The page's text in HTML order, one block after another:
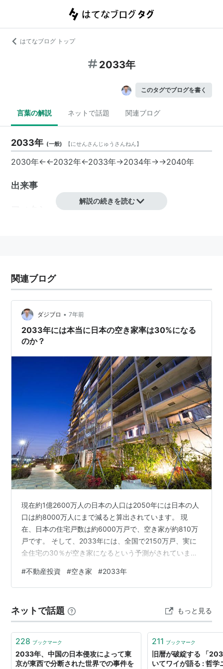
はてなブログ トップ
2033年
このタグでブログを書く
言葉の解説 ネットで話題 関連ブログ
2033年 (一般) 【にせんさんじゅうさんねん】
2030年←←2032年←2033年→2034年→→2040年
出来事
フィクション
関連語
年号
解説の続きを読む
関連ブログ
ダジブロ • 7年前
2033年には本当に日本の空き家率は30%になる
のか？
現在約1億2600万人の日本の人口は2050年には日本の人
口は約8000万人にまで減ると算出されています。 現
在、日本の住宅戸数は約6000万戸で、空き家が約810万
戸です。 そして、2033年には、全国で2150万戸、実に
全住宅の30％が空き家になるという予測がされていま
30%になるのでしょうか？ 専門家はそう言っています
が、ダジリは不確定要素が多すぎて、現段階では何とも
3人家族世帯、4人家族世帯、老人世帯等の動向の将来ア
ナリストをしないと何とも言えません。 例えば、現在、
子供がいる3人…
#不動産投資 #空き家 #2033年
ネットで話題 もっと見る
228 ブックマーク
2033年、中国の日本侵攻によって東
京が東西で分断された世界での事件を
211 ブックマーク
旧暦が破綻する 「
いてワイが語る : 哲